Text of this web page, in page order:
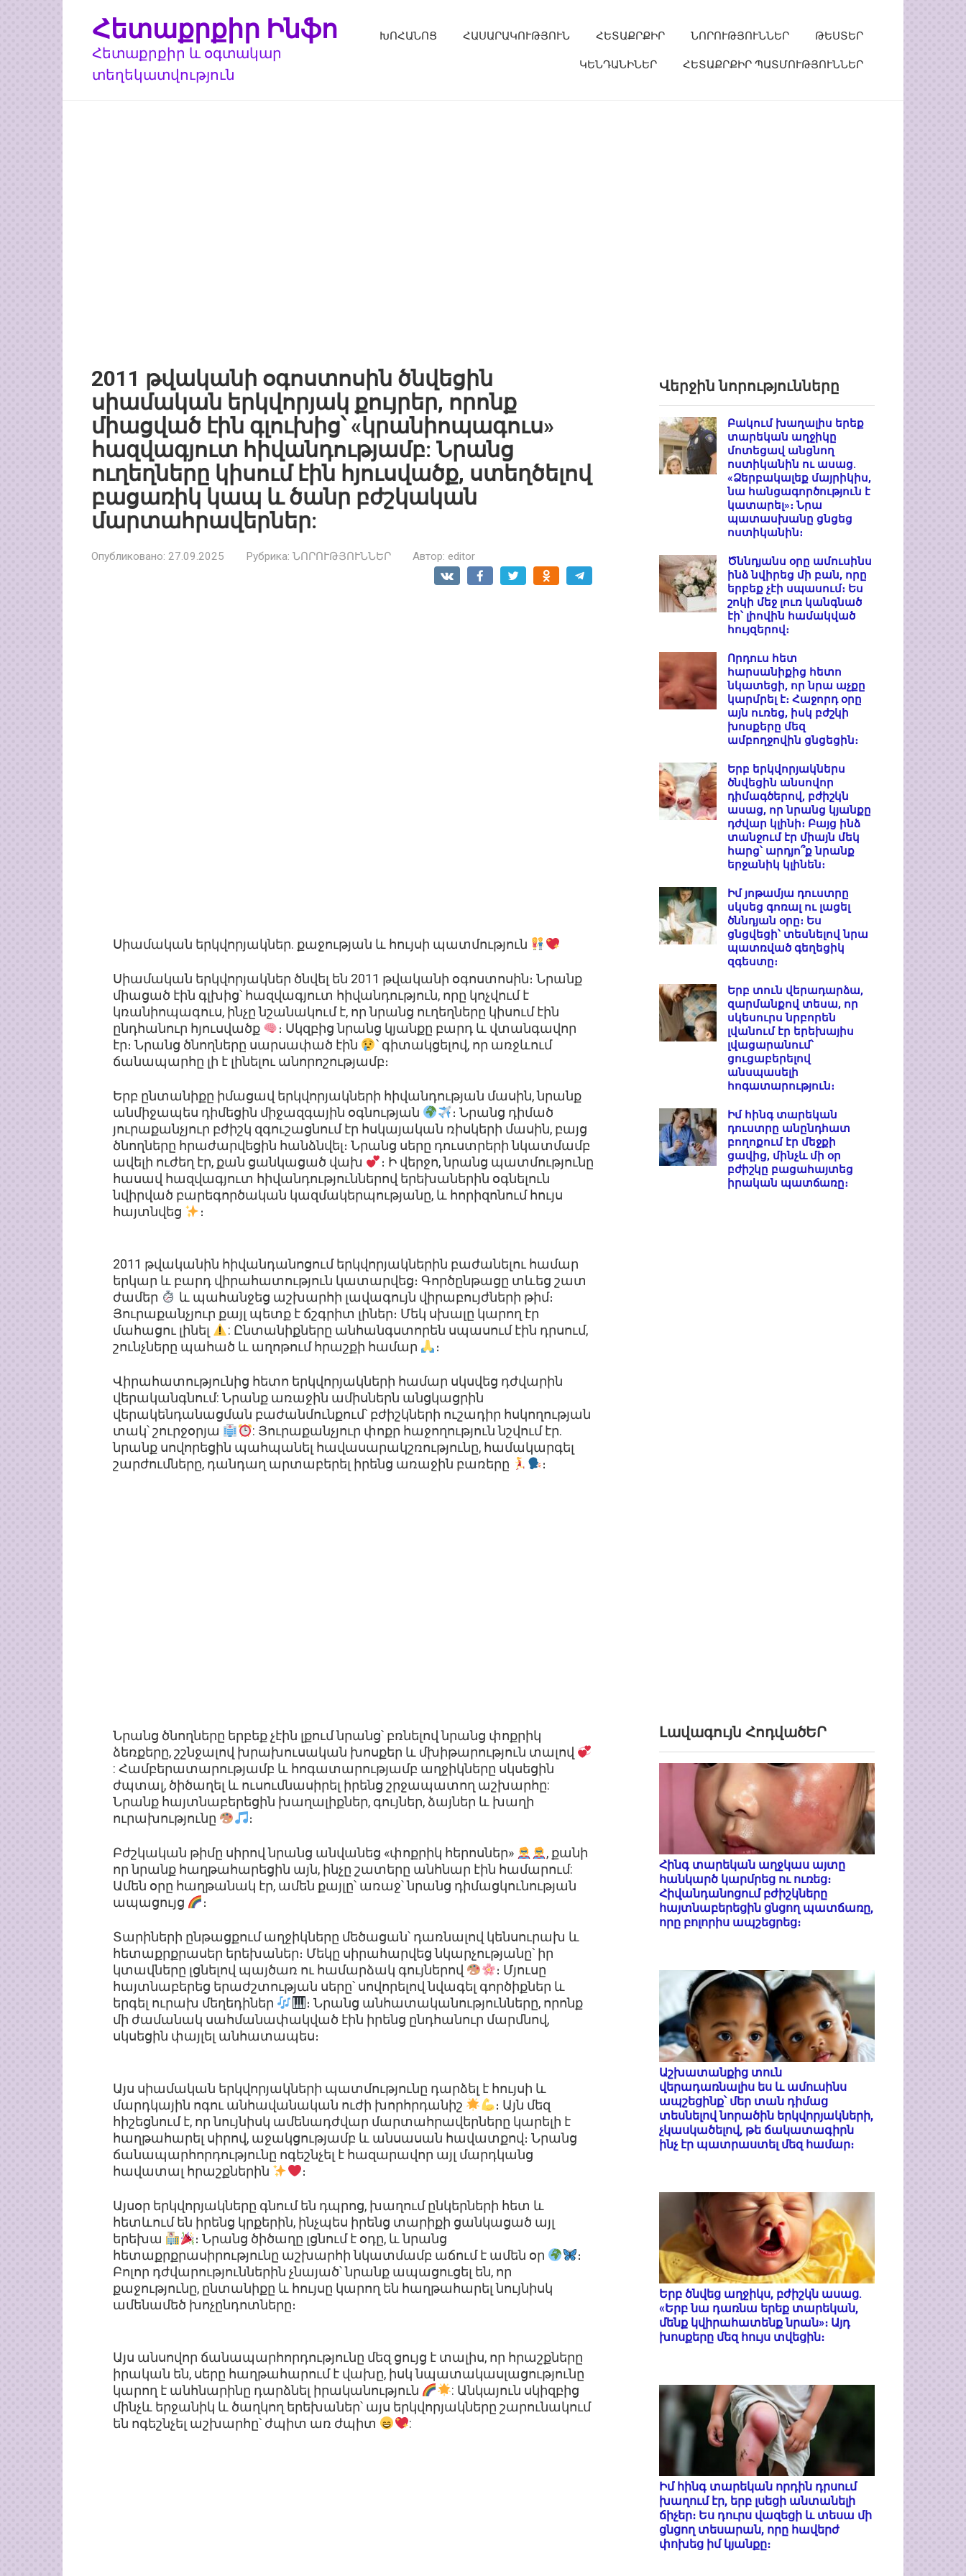
Հետաքրքիր Ինֆո
Հետաքրքիր և օգտակար
տեղեկատվություն
ԽՈՀԱՆՈՑ ՀԱՍԱՐԱԿՈՒԹՅՈՒՆ ՀԵՏԱՔՐՔԻՐ ՆՈՐՈՒԹՅՈՒՆՆԵՐ ԹԵՍՏԵՐ
ԿԵՆԴԱՆԻՆԵՐ ՀԵՏԱՔՐՔԻՐ ՊԱՏՄՈՒԹՅՈՒՆՆԵՐ
2011 թվականի օգոստոսին ծնվեցին
սիամական երկվորյակ քույրեր, որոնք
միացված էին գլուխից՝ «կրանիոպագուս»
հազվագյուտ հիվանդությամբ: Նրանց
ուղեղները կիսում էին հյուսվածք, ստեղծելով
բացառիկ կապ և ծանր բժշկական
մարտահրավերներ:
Опубликовано: 27.09.2025 Рубрика: ՆՈՐՈՒԹՅՈՒՆՆԵՐ Автор: editor
Սիամական երկվորյակներ. քաջության և հույսի պատմություն
Սիամական երկվորյակներ ծնվել են 2011 թվականի օգոստոսին։ Նրանք
միացած էին գլխից՝ հազվագյուտ հիվանդություն, որը կոչվում է
կռանիոպագուս, ինչը նշանակում է, որ նրանց ուղեղները կիսում էին
ընդհանուր հյուսվածք
։ Սկզբից նրանց կյանքը բարդ և վտանգավոր
էր։ Նրանց ծնողները սարսափած էին
՝ գիտակցելով, որ առջևում
ճանապարհը լի է լինելու անորոշությամբ։
Երբ ընտանիքը իմացավ երկվորյակների հիվանդության մասին, նրանք
անմիջապես դիմեցին միջազգային օգնության
։ Նրանց դիմած
յուրաքանչյուր բժիշկ զգուշացնում էր հսկայական ռիսկերի մասին, բայց
ծնողները հրաժարվեցին հանձնվել։ Նրանց սերը դուստրերի նկատմամբ
ավելի ուժեղ էր, քան ցանկացած վախ
։ Ի վերջո, նրանց պատմությունը
հասավ հազվագյուտ հիվանդություններով երեխաներին օգնելուն
նվիրված բարեգործական կազմակերպությանը, և հորիզոնում հույս
հայտնվեց
։
2011 թվականին հիվանդանոցում երկվորյակներին բաժանելու համար
երկար և բարդ վիրահատություն կատարվեց։ Գործընթացը տևեց շատ
ժամեր
և պահանջեց աշխարհի լավագույն վիրաբույժների թիմ։
Յուրաքանչյուր քայլ պետք է ճշգրիտ լիներ։ Մեկ սխալը կարող էր
մահացու լինել
: Ընտանիքները անհանգստորեն սպասում էին դրսում,
շունչները պահած և աղոթում հրաշքի համար
։
Վիրահատությունից հետո երկվորյակների համար սկսվեց դժվարին
վերականգնում: Նրանք առաջին ամիսներն անցկացրին
վերակենդանացման բաժանմունքում՝ բժիշկների ուշադիր հսկողության
տակ՝ շուրջօրյա
: Յուրաքանչյուր փոքր հաջողություն նշվում էր.
նրանք սովորեցին պահպանել հավասարակշռությունը, համակարգել
շարժումները, դանդաղ արտաբերել իրենց առաջին բառերը
։
Նրանց ծնողները երբեք չէին լքում նրանց՝ բռնելով նրանց փոքրիկ
ձեռքերը, շշնջալով խրախուսական խոսքեր և մխիթարություն տալով
: Համբերատարությամբ և հոգատարությամբ աղջիկները սկսեցին
ժպտալ, ծիծաղել և ուսումնասիրել իրենց շրջապատող աշխարհը:
Նրանք հայտնաբերեցին խաղալիքներ, գույներ, ձայներ և խաղի
ուրախությունը
։
Բժշկական թիմը սիրով նրանց անվանեց «փոքրիկ հերոսներ»
, քանի
որ նրանք հաղթահարեցին այն, ինչը շատերը անհնար էին համարում:
Ամեն օրը հաղթանակ էր, ամեն քայլը՝ առաջ՝ նրանց դիմացկունության
ապացույց
։
Տարիների ընթացքում աղջիկները մեծացան՝ դառնալով կենսուրախ և
հետաքրքրասեր երեխաներ։ Մեկը սիրահարվեց նկարչությանը՝ իր
կտավները լցնելով պայծառ ու համարձակ գույներով
։ Մյուսը
հայտնաբերեց երաժշտության սերը՝ սովորելով նվագել գործիքներ և
երգել ուրախ մեղեդիներ
։ Նրանց անհատականությունները, որոնք
մի ժամանակ սահմանափակված էին իրենց ընդհանուր մարմնով,
սկսեցին փայլել անհատապես։
Այս սիամական երկվորյակների պատմությունը դարձել է հույսի և
մարդկային ոգու անհավանական ուժի խորհրդանիշ
։ Այն մեզ
հիշեցնում է, որ նույնիսկ ամենադժվար մարտահրավերները կարելի է
հաղթահարել սիրով, աջակցությամբ և անսասան հավատքով։ Նրանց
ճանապարհորդությունը ոգեշնչել է հազարավոր այլ մարդկանց
հավատալ հրաշքներին
։
Այսօր երկվորյակները գնում են դպրոց, խաղում ընկերների հետ և
հետևում են իրենց կրքերին, ինչպես իրենց տարիքի ցանկացած այլ
երեխա
։ Նրանց ծիծաղը լցնում է օդը, և նրանց
հետաքրքրասիրությունը աշխարհի նկատմամբ աճում է ամեն օր
։
Բոլոր դժվարություններին չնայած՝ նրանք ապացուցել են, որ
քաջությունը, ընտանիքը և հույսը կարող են հաղթահարել նույնիսկ
ամենամեծ խոչընդոտները։
Այս անսովոր ճանապարհորդությունը մեզ ցույց է տալիս, որ հրաշքները
իրական են, սերը հաղթահարում է վախը, իսկ նպատակասլացությունը
կարող է անհնարինը դարձնել իրականություն
: Անկայուն սկիզբից
մինչև երջանիկ և ծաղկող երեխաներ՝ այս երկվորյակները շարունակում
են ոգեշնչել աշխարհը՝ ժպիտ առ ժպիտ
:
Վերջին նորությունները
Բակում խաղալիս երեք
տարեկան աղջիկը
մոտեցավ անցնող
ոստիկանին ու ասաց.
«Ձերբակալեք մայրիկիս,
նա հանցագործություն է
կատարել»։ Նրա
պատասխանը ցնցեց
ոստիկանին։
Ծննդյանս օրը ամուսինս
ինձ նվիրեց մի բան, որը
երբեք չէի սպասում։ Ես
շոկի մեջ լուռ կանգնած
էի՝ լիովին համակված
հույզերով։
Որդուս հետ
հարսանիքից հետո
նկատեցի, որ նրա աչքը
կարմրել է։ Հաջորդ օրը
այն ուռեց, իսկ բժշկի
խոսքերը մեզ
ամբողջովին ցնցեցին։
Երբ երկվորյակներս
ծնվեցին անսովոր
դիմագծերով, բժիշկն
ասաց, որ նրանց կյանքը
դժվար կլինի։ Բայց ինձ
տանջում էր միայն մեկ
հարց՝ արդյո՞ք նրանք
երջանիկ կլինեն։
Իմ յոթամյա դուստրը
սկսեց գոռալ ու լացել
ծննդյան օրը։ Ես
ցնցվեցի՝ տեսնելով նրա
պատռված գեղեցիկ
զգեստը։
Երբ տուն վերադարձա,
զարմանքով տեսա, որ
սկեսուրս նրբորեն
լվանում էր երեխայիս
լվացարանում՝
ցուցաբերելով
անսպասելի
հոգատարություն։
Իմ հինգ տարեկան
դուստրը անընդհատ
բողոքում էր մեջքի
ցավից, մինչև մի օր
բժիշկը բացահայտեց
իրական պատճառը։
Լավագույն ՀոդվածԵՐ
Հինգ տարեկան աղջկաս այտը
հանկարծ կարմրեց ու ուռեց։
Հիվանդանոցում բժիշկները
հայտնաբերեցին ցնցող պատճառը,
որը բոլորիս ապշեցրեց։
Աշխատանքից տուն
վերադառնալիս ես և ամուսինս
ապշեցինք՝ մեր տան դիմաց
տեսնելով նորածին երկվորյակների,
չկասկածելով, թե ճակատագիրն
ինչ էր պատրաստել մեզ համար։
Երբ ծնվեց աղջիկս, բժիշկն ասաց.
«Երբ նա դառնա երեք տարեկան,
մենք կվիրահատենք նրան»։ Այդ
խոսքերը մեզ հույս տվեցին։
Իմ հինգ տարեկան որդին դրսում
խաղում էր, երբ լսեցի անտանելի
ճիչեր։ Ես դուրս վազեցի և տեսա մի
ցնցող տեսարան, որը հավերժ
փոխեց իմ կյանքը։